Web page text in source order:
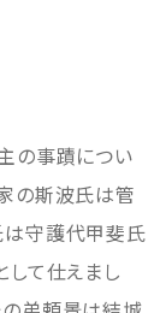
の事蹟につい
の斯波氏は管
は守護代甲斐氏
して仕えまし